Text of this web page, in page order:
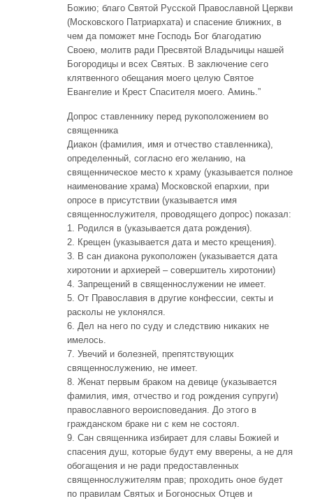
Божию; благо Святой Русской Православной Церкви
(Московского Патриархата) и спасение ближних, в
чем да поможет мне Господь Бог благодатию
Своею, молитв ради Пресвятой Владычицы нашей
Богородицы и всех Святых. В заключение сего
клятвенного обещания моего целую Святое
Евангелие и Крест Спасителя моего. Аминь.”
Допрос ставленнику перед рукоположением во
священника
Диакон (фамилия, имя и отчество ставленника),
определенный, согласно его желанию, на
священническое место к храму (указывается полное
наименование храма) Московской епархии, при
опросе в присутствии (указывается имя
священнослужителя, проводящего допрос) показал:
1. Родился в (указывается дата рождения).
2. Крещен (указывается дата и место крещения).
3. В сан диакона рукоположен (указывается дата
хиротонии и архиерей – совершитель хиротонии)
4. Запрещений в священнослужении не имеет.
5. От Православия в другие конфессии, секты и
расколы не уклонялся.
6. Дел на него по суду и следствию никаких не
имелось.
7. Увечий и болезней, препятствующих
священнослужению, не имеет.
8. Женат первым браком на девице (указывается
фамилия, имя, отчество и год рождения супруги)
православного вероисповедания. До этого в
гражданском браке ни с кем не состоял.
9. Сан священника избирает для славы Божией и
спасения душ, которые будут ему вверены, а не для
обогащения и не ради предоставленных
священнослужителям прав; проходить оное будет
по правилам Святых и Богоносных Отцев и